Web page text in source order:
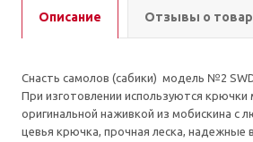
Описание Отзывы о
Снасть самолов (сабики) модель №2
При изготовлении используются
оригинальной наживкой из мобискина с
цевья крючка, прочная леска, надежные